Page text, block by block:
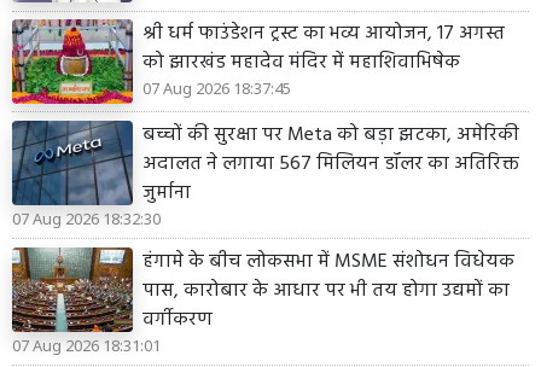
श्री धर्म फाउंडेशन ट्रस्ट का भव्य आयोजन, 17 अगस्त
को झारखंड महादेव मंदिर में महाशिवाभिषेक
07 Aug 2026 18:37:45
बच्चों की सुरक्षा पर Meta को बड़ा झटका, अमेरिकी
अदालत ने लगाया 567 मिलियन डॉलर का अतिरिक्त
जुर्माना
07 Aug 2026 18:32:30
हंगामे के बीच लोकसभा में MSME संशोधन विधेयक
पास, कारोबार के आधार पर भी तय होगा उद्यमों का
वर्गीकरण
07 Aug 2026 18:31:01